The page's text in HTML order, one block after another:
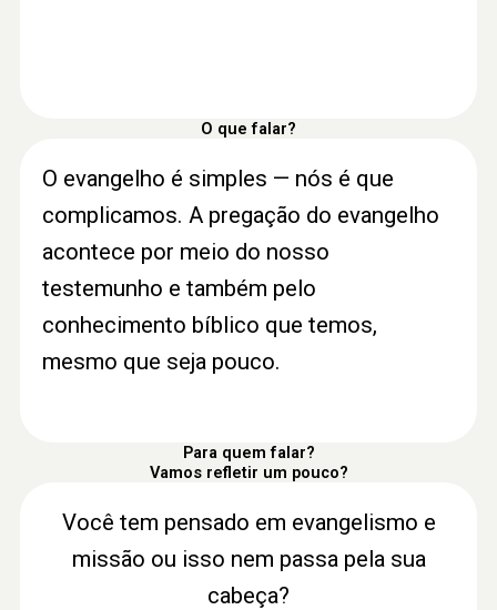
O que falar?
O evangelho é simples — nós é que
complicamos. A pregação do evangelho
acontece por meio do nosso
testemunho e também pelo
conhecimento bíblico que temos,
mesmo que seja pouco.
Para quem falar?
Vamos refletir um pouco?
Você tem pensado em evangelismo e
missão ou isso nem passa pela sua
cabeça?